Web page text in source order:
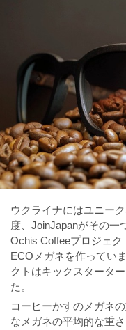
ウクライナにはユニー
度、JoinJapanがその一
Ochis Coffeeプロジェ
ECOメガネを作ってい
クトはキックスタータ
た。
コーヒーかすのメガネ
なメガネの平均的な重